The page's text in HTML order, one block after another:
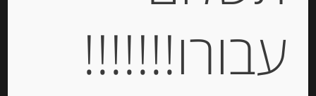
מחיר ל 100 גרם: 32.00 ש"ח
עבורו!!!!!!!